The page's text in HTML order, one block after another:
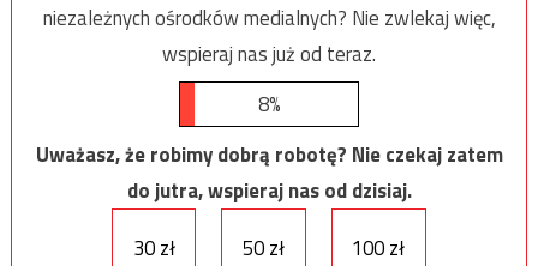
niezależnych ośrodków medialnych? Nie zwlekaj więc,
wspieraj nas już od teraz.
8%
Uważasz, że robimy dobrą robotę? Nie czekaj zatem
do jutra, wspieraj nas od dzisiaj.
30 zł
50 zł 100 zł